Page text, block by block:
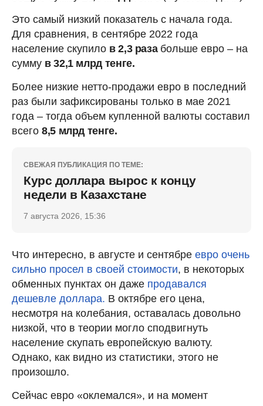
Это самый низкий показатель с начала года.
Для сравнения, в сентябре 2022 года
население скупило в 2,3 разабольше евро – на
сумму в 32,1 млрд тенге.
Более низкие нетто-продажи евро в последний
раз были зафиксированы только в мае 2021
года – тогда объем купленной валюты составил
всего 8,5 млрд тенге.
СВЕЖАЯ ПУБЛИКАЦИЯ ПО ТЕМЕ:
Курс доллара вырос к концу
недели в Казахстане
7 августа 2026, 15:36
Что интересно, в августе и сентябре евро очень
сильно просел в своей стоимости, в некоторых
обменных пунктах он даже продавался
дешевле доллара. В октябре его цена,
несмотря на колебания, оставалась довольно
низкой, что в теории могло сподвигнуть
население скупать европейскую валюту.
Однако, как видно из статистики, этого не
произошло.
Сейчас евро «оклемался», и на момент